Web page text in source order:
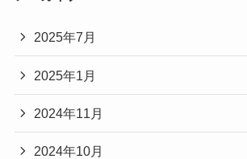
2025年7月
2025年1月
2024年11月
2024年10月